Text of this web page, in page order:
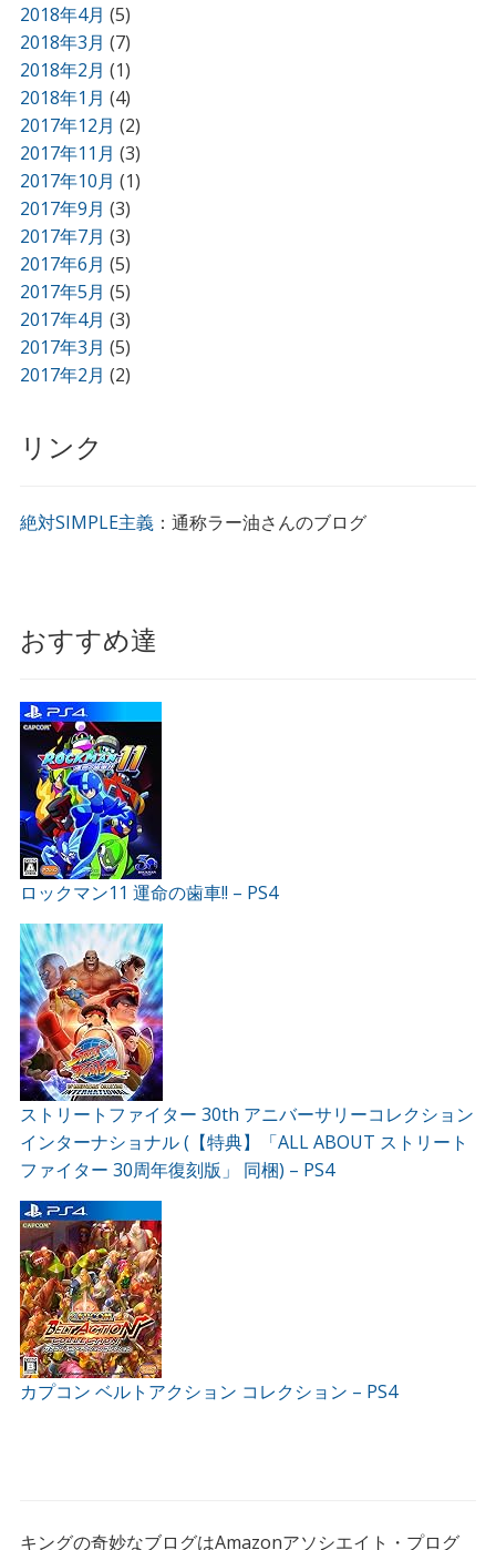
2018年4月 (5)
2018年3月 (7)
2018年2月 (1)
2018年1月 (4)
2017年12月 (2)
2017年11月 (3)
2017年10月 (1)
2017年9月 (3)
2017年7月 (3)
2017年6月 (5)
2017年5月 (5)
2017年4月 (3)
2017年3月 (5)
2017年2月 (2)
リンク
絶対SIMPLE主義：通称ラー油さんのブログ
おすすめ達
ロックマン11 運命の歯車!! – PS4
ストリートファイター 30th アニバーサリーコレクション
インターナショナル (【特典】「ALL ABOUT ストリート
ファイター 30周年復刻版」 同梱) – PS4
カプコン ベルトアクション コレクション – PS4
キングの奇妙なブログはAmazonアソシエイト・プログ